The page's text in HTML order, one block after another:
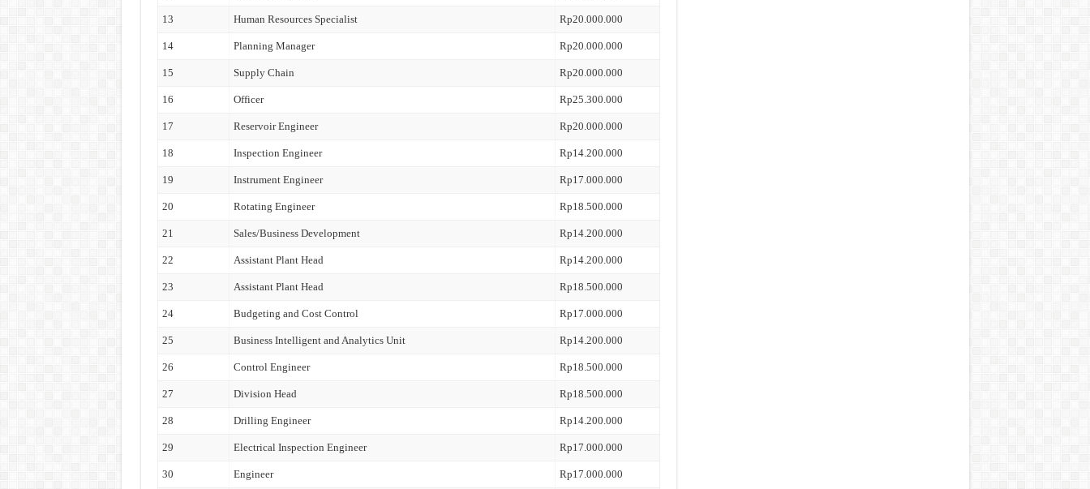
13 Human Resources Specialist Rp20.000.000
14 Planning Manager Rp20.000.000
15 Supply Chain Rp20.000.000
16 Officer Rp25.300.000
17 Reservoir Engineer Rp20.000.000
18 Inspection Engineer Rp14.200.000
19 Instrument Engineer Rp17.000.000
20 Rotating Engineer Rp18.500.000
21 Sales/Business Development Rp14.200.000
22 Assistant Plant Head Rp14.200.000
23 Assistant Plant Head Rp18.500.000
24 Budgeting and Cost Control Rp17.000.000
25 Business Intelligent and Analytics Unit Rp14.200.000
26 Control Engineer Rp18.500.000
27 Division Head Rp18.500.000
28 Drilling Engineer Rp14.200.000
29 Electrical Inspection Engineer Rp17.000.000
30 Engineer Rp17.000.000